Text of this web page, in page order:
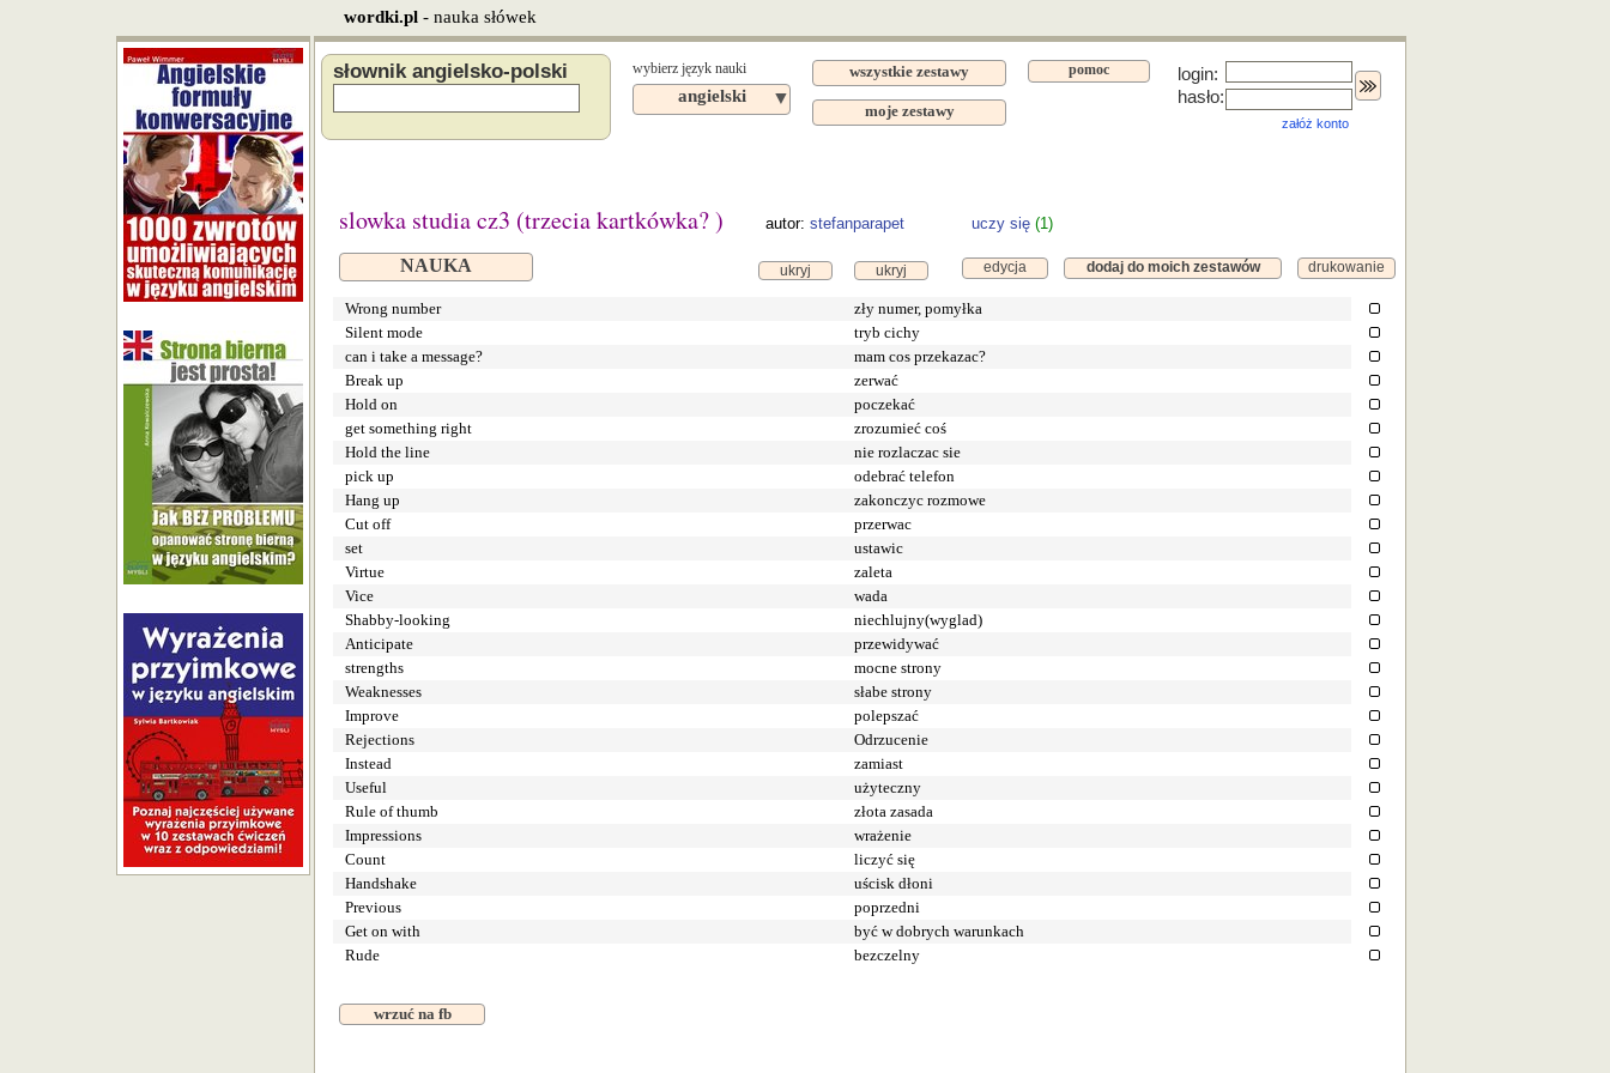
wordki.pl - nauka słówek
słownik angielsko-polski wybierz język nauki
angielski ▼
wszystkie zestawy
moje zestawy
pomoc
login:
hasło:
załóż konto
slowka studia cz3 (trzecia kartkówka? ) autor: stefanparapet uczy się (1)
NAUKA ukryj ukryj edycja dodaj do moich zestawów drukowanie
Wrong number
zły numer, pomyłka
Silent mode
tryb cichy
can i take a message?
mam cos przekazac?
Break up
zerwać
Hold on
poczekać
get something right
zrozumieć coś
Hold the line
nie rozlaczac sie
pick up
odebrać telefon
Hang up
zakonczyc rozmowe
Cut off
przerwac
set
ustawic
Virtue
zaleta
Vice
wada
Shabby-looking
niechlujny(wyglad)
Anticipate
przewidywać
strengths
mocne strony
Weaknesses
słabe strony
Improve
polepszać
Rejections
Odrzucenie
Instead
zamiast
Useful
użyteczny
Rule of thumb
złota zasada
Impressions
wrażenie
Count
liczyć się
Handshake
uścisk dłoni
Previous
poprzedni
Get on with
być w dobrych warunkach
Rude
bezczelny
wrzuć na fb